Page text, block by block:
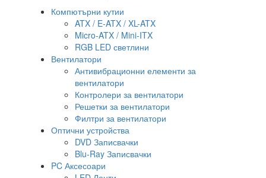
Компютърни кутии
ATX / E-ATX / XL-ATX
Micro-ATX / Mini-ITX
RGB LED светлини
Вентилатори
Антивибрационни елементи за
вентилатори
Контролери за вентилатори
Решетки за вентилатори
Филтри за вентилатори
Оптични устройства
DVD Записвачки
Blu-Ray Записвачки
PC Аксесоари